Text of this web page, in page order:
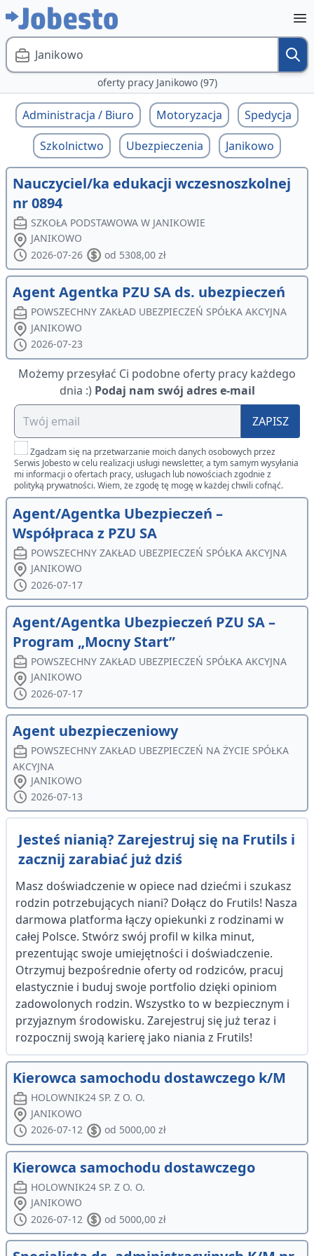
Janikowo
oferty pracy Janikowo (97)
Administracja / Biuro Motoryzacja
Spedycja
Szkolnictwo
Ubezpieczenia Janikowo
Nauczyciel/ka edukacji wczesnoszkolnej
nr 0894
SZKOŁA PODSTAWOWA W JANIKOWIE
JANIKOWO
2026-07-26
od 5308,00 zł
Agent Agentka PZU SA ds. ubezpieczeń
POWSZECHNY ZAKŁAD UBEZPIECZEŃ SPÓŁKA AKCYJNA
JANIKOWO
2026-07-23
Możemy przesyłać Ci podobne oferty pracy każdego
dnia :) Podaj nam swój adres e-mail
ZAPISZ
Zgadzam się na przetwarzanie moich danych osobowych przez
Serwis Jobesto w celu realizacji usługi newsletter, a tym samym wysyłania
mi informacji o ofertach pracy, usługach lub nowościach zgodnie z
polityką prywatności. Wiem, że zgodę tę mogę w każdej chwili cofnąć.
Agent/Agentka Ubezpieczeń –
Współpraca z PZU SA
POWSZECHNY ZAKŁAD UBEZPIECZEŃ SPÓŁKA AKCYJNA
JANIKOWO
2026-07-17
Agent/Agentka Ubezpieczeń PZU SA –
Program „Mocny Start”
POWSZECHNY ZAKŁAD UBEZPIECZEŃ SPÓŁKA AKCYJNA
JANIKOWO
2026-07-17
Agent ubezpieczeniowy
POWSZECHNY ZAKŁAD UBEZPIECZEŃ NA ŻYCIE SPÓŁKA
AKCYJNA
JANIKOWO
2026-07-13
Jesteś nianią? Zarejestruj się na Frutils i
zacznij zarabiać już dziś
Masz doświadczenie w opiece nad dziećmi i szukasz
rodzin potrzebujących niani? Dołącz do Frutils! Nasza
darmowa platforma łączy opiekunki z rodzinami w
całej Polsce. Stwórz swój profil w kilka minut,
prezentując swoje umiejętności i doświadczenie.
Otrzymuj bezpośrednie oferty od rodziców, pracuj
elastycznie i buduj swoje portfolio dzięki opiniom
zadowolonych rodzin. Wszystko to w bezpiecznym i
przyjaznym środowisku. Zarejestruj się już teraz i
rozpocznij swoją karierę jako niania z Frutils!
Kierowca samochodu dostawczego k/M
HOLOWNIK24 SP. Z O. O.
JANIKOWO
2026-07-12
od 5000,00 zł
Kierowca samochodu dostawczego
HOLOWNIK24 SP. Z O. O.
JANIKOWO
2026-07-12
od 5000,00 zł